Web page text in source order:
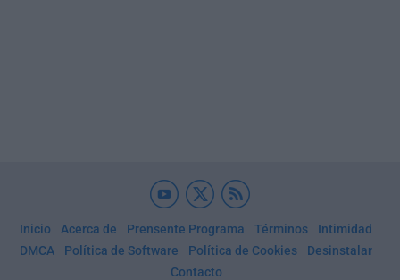
Inicio Acerca de Prensente Programa Términos
Intimidad
DMCA
Política de Software Política de Cookies
Desinstalar
Contacto